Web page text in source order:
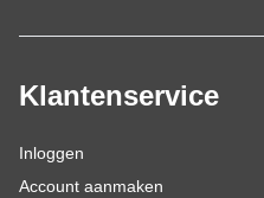
Klantenservice
Inloggen
Account aanmaken